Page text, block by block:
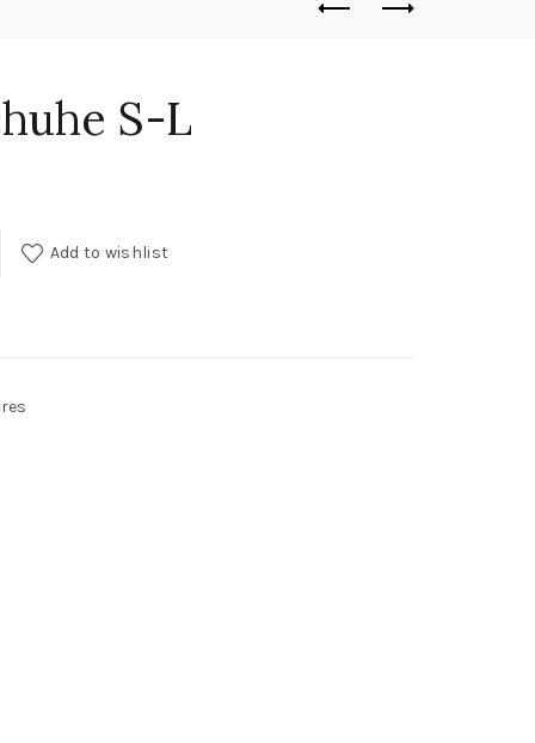
S-L
Add to wishlist